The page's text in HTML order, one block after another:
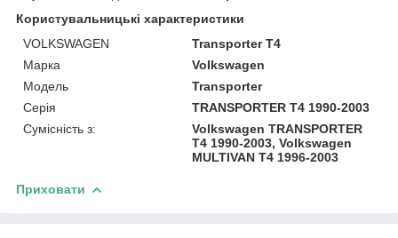
Користувальницькі характеристики
VOLKSWAGEN
Transporter T4
Марка
Volkswagen
Модель
Transporter
Серія
TRANSPORTER T4 1990-2003
Сумісність з:
Volkswagen TRANSPORTER
T4 1990-2003, Volkswagen
MULTIVAN T4 1996-2003
Приховати